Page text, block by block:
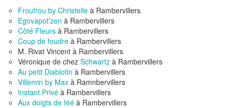
Froufrou by Christelle à Rambervillers
Egovapot'zen à Rambervillers
Côté Fleurs à Rambervillers
Coup de foudre à Rambervillers
M. Rivat Vincent à Rambervillers
Véronique de chez Schwartz à Rambervillers
Au petit Diablotin à Rambervillers
Villemin by Max à Ramnbervillers
Instant Privé à Rambervillers
Aux doigts de féé à Rambervillers